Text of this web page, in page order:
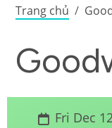
Trang chủ
Fri Dec